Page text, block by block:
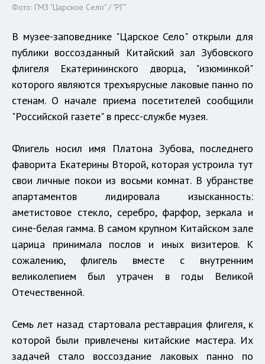
Фото: ГМЗ "Царское Село" / "РГ"
В музее-заповеднике "Царское Село" открыли для
публики воссозданный Китайский зал Зубовского
флигеля Екатерининского дворца, "изюминкой"
которого являются трехъярусные лаковые панно по
стенам. О начале приема посетителей сообщили
"Российской газете" в пресс-службе музея.
Флигель носил имя Платона Зубова, последнего
фаворита Екатерины Второй, которая устроила тут
свои личные покои из восьми комнат. В убранстве
апартаментов лидировала изысканность:
аметистовое стекло, серебро, фарфор, зеркала и
сине-белая гамма. В самом крупном Китайском зале
царица принимала послов и иных визитеров. К
сожалению, флигель вместе с внутренним
великолепием был утрачен в годы Великой
Отечественной.
Семь лет назад стартовала реставрация флигеля, к
которой были привлечены китайские мастера. Их
задачей стало воссоздание лаковых панно по